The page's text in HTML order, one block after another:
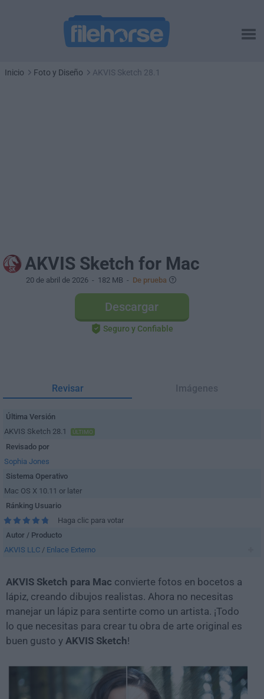
Inicio Foto y Diseño AKVIS Sketch 28.1
AKVIS Sketch for Mac
20 de abril de 2026 - 182 MB - De prueba
Descargar
Seguro y Confiable
Revisar Imágenes
Última Versión
AKVIS Sketch 28.1
ÚLTIMO
Revisado por
Sophia Jones
Sistema Operativo
Mac OS X 10.11 or later
Ránking Usuario
Haga clic para votar
Autor / Producto
AKVIS LLC / Enlace Externo
AKVIS Sketch para Mac convierte fotos en bocetos a
lápiz, creando dibujos realistas. Ahora no necesitas
manejar un lápiz para sentirte como un artista. ¡Todo
lo que necesitas para crear tu obra de arte original es
buen gusto y AKVIS Sketch!